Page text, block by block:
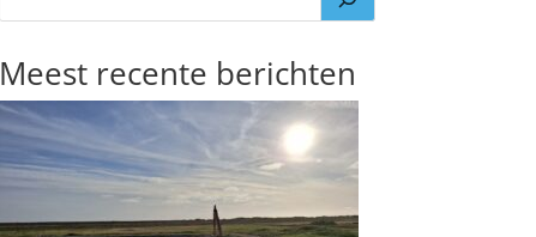
Meest recente berichten